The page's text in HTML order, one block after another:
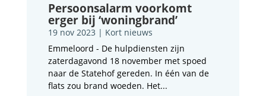
Persoonsalarm voorkomt
erger bij ‘woningbrand’
19 nov 2023 | Kort nieuws
Emmeloord - De hulpdiensten zijn
zaterdagavond 18 november met spoed
naar de Statehof gereden. In één van de
flats zou brand woeden. Het...